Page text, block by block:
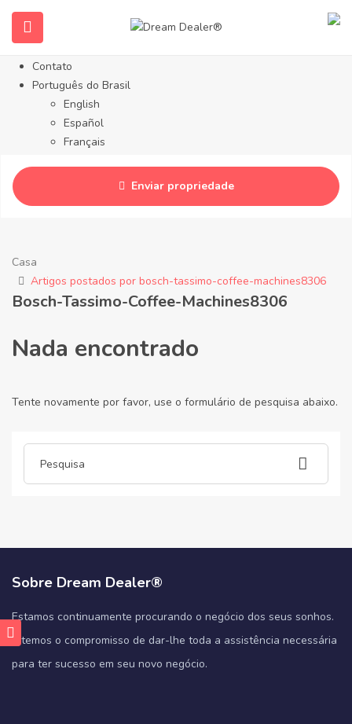
Sobre nós
Serviços
Contato
Português do Brasil
English
Español
Français
Enviar propriedade
Casa
Artigos postados por bosch-tassimo-coffee-machines8306
Bosch-Tassimo-Coffee-Machines8306
Nada encontrado
Tente novamente por favor, use o formulário de pesquisa abaixo.
Sobre Dream Dealer®
Estamos continuamente procurando o negócio dos seus sonhos.
E temos o compromisso de dar-lhe toda a assistência necessária
para ter sucesso em seu novo negócio.